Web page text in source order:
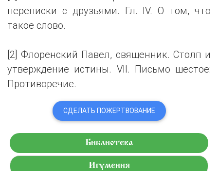
переписки с друзьями. Гл. IV. О том, что
такое слово.
[2] Флоренский Павел, священник. Столп и
утверждение истины. VII. Письмо шестое:
Противоречие.
СДЕЛАТЬ ПОЖЕРТВОВАНИЕ
Библиотека
Игумения